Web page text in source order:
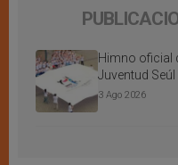
Himno oficial
Juventud Seúl
3 Ago 2026